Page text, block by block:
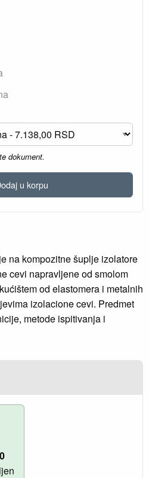
dokument.
u korpu
na kompozitne šuplje izolatore
cevi napravljene od smolom
od elastomera i metalnih
izolacione cevi. Predmet
metode ispitivanja i